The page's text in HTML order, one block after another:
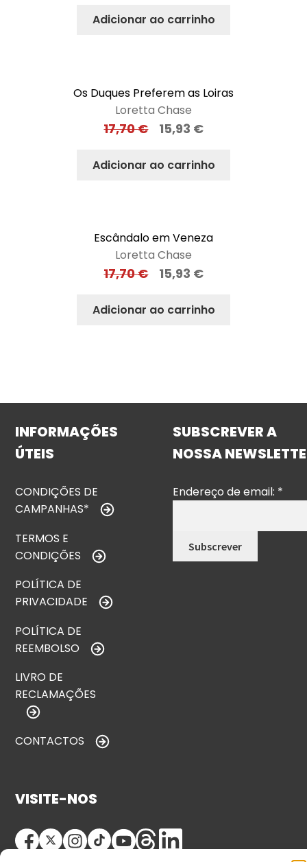
Adicionar ao carrinho
Os Duques Preferem as Loiras
Loretta Chase
17,70€ 15,93 €
Adicionar ao carrinho
Escândalo em Veneza
Loretta Chase
17,70€ 15,93 €
Adicionar ao carrinho
INFORMAÇÕES
ÚTEIS
CONDIÇÕES DE
CAMPANHAS*
TERMOS E
CONDIÇÕES
POLÍTICA DE
PRIVACIDADE
POLÍTICA DE
REEMBOLSO
LIVRO DE
RECLAMAÇÕES
CONTACTOS
SUBSCREVER A
NOSSA
Endereço de email: *
VISITE-NOS